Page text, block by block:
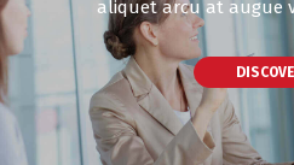
aliquet arcu at augue